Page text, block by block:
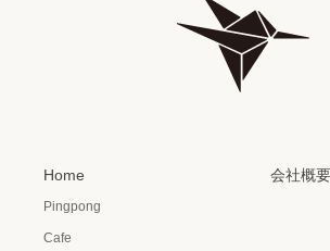
Home
Pingpong
Cafe
会社概要